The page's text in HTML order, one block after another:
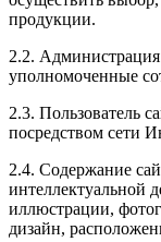
продукции.
2.2.
уполномоченные
2.3. Пользователь
посредством сети
2.4. Содержание
интеллектуальной
иллюстрации,
дизайн,